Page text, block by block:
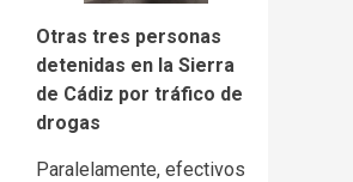
Otras tres personas
detenidas en la Sierra
de Cádiz por tráfico de
drogas
Paralelamente, efectivos